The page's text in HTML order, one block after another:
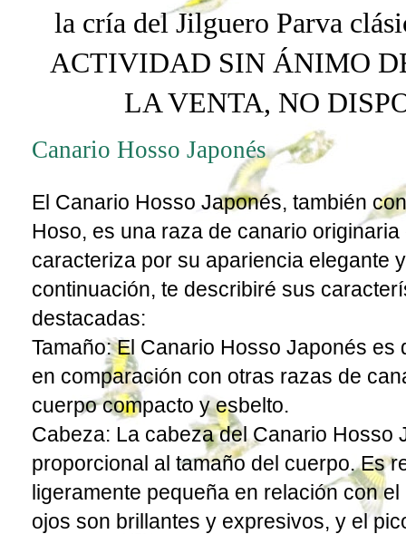
la cría del Jilguero Parva
ACTIVIDAD SIN ÁNIMO
LA VENTA, NO
Canario Hosso Japonés
El Canario Hosso Japonés, también
Hoso, es una raza de canario originaria
caracteriza por su apariencia elegante
continuación, te describiré sus
destacadas:
Tamaño: El Canario Hosso Japonés es
en comparación con otras razas de
cuerpo compacto y esbelto.
Cabeza: La cabeza del Canario Hosso
proporcional al tamaño del cuerpo. Es
ligeramente pequeña en relación con
ojos son brillantes y expresivos, y el